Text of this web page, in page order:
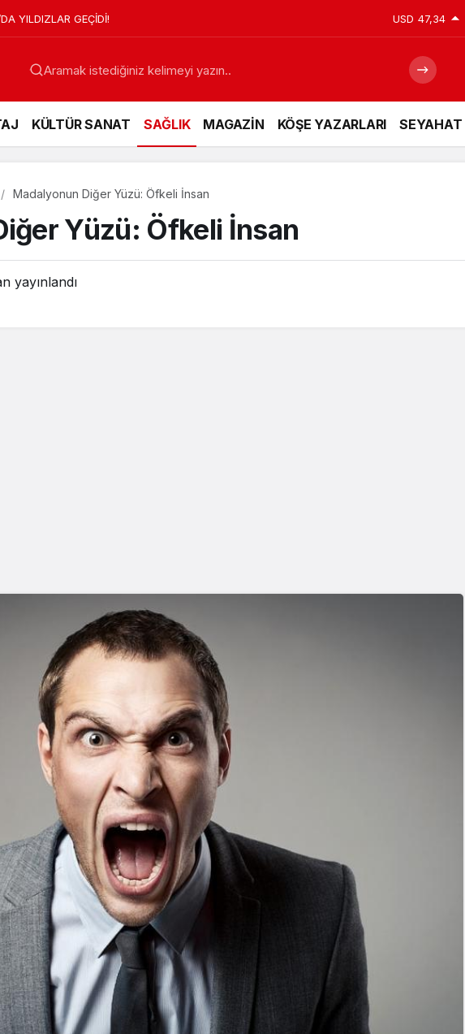
YILDIZLAR GEÇİDİ! USD 47,34
KÜLTÜR SANAT SAĞLIK MAGAZİN KÖŞE YAZARLARI SEYAHAT
Madalyonun Diğer Yüzü: Öfkeli İnsan
Yüzü: Öfkeli İnsan
yayınlandı
MANİSA’DA YILDIZLAR